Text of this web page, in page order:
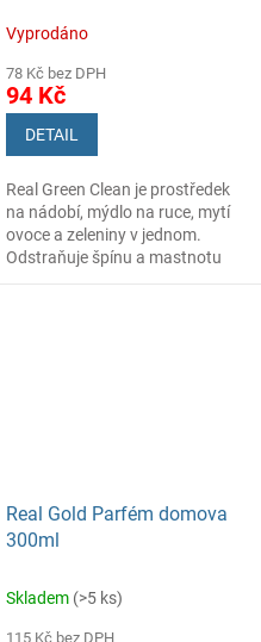
Vyprodáno
78 Kč bez DPH
94 Kč
DETAIL
Real Green Clean je prostředek
na nádobí, mýdlo na ruce, mytí
ovoce a zeleniny v jednom.
Odstraňuje špínu a mastnotu
Real Gold Parfém domova
300ml
Skladem (>5 ks)
115 Kč bez DPH